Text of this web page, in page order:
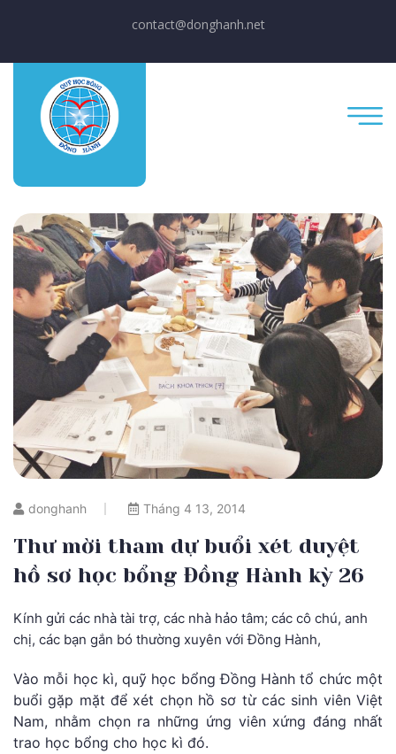
contact@donghanh.net
donghanh Tháng 4 13, 2014
Thư mời tham dự buổi xét duyệt
hồ sơ học bổng Đồng Hành kỳ 26
Kính gửi các nhà tài trợ, các nhà hảo tâm; các cô chú, anh
chị, các bạn gắn bó thường xuyên với Đồng Hành,
Vào mỗi học kì, quỹ học bổng Đồng Hành tổ chức một
buổi gặp mặt để xét chọn hồ sơ từ các sinh viên Việt
Nam, nhằm chọn ra những ứng viên xứng đáng nhất
trao học bổng cho học kì đó.